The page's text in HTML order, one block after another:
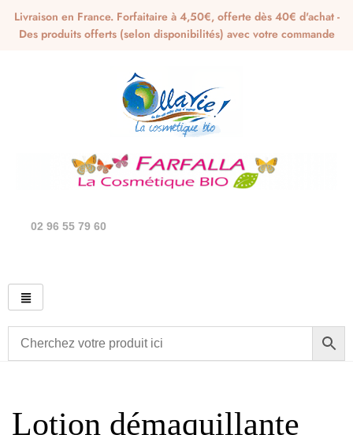
Livraison en France. Forfaitaire à 4,50€, offerte dès 40€ d'achat -
Des produits offerts (selon disponibilités) avec votre commande
02 96 55 79 60
Lotion démaquillante